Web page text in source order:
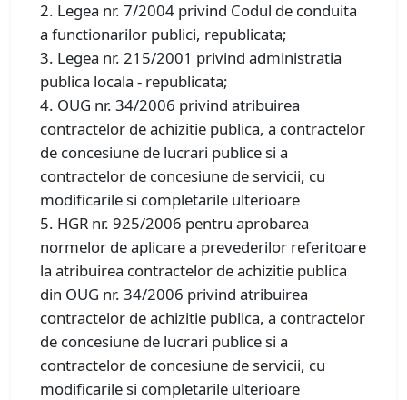
2. Legea nr. 7/2004 privind Codul de conduita
a functionarilor publici, republicata;
3. Legea nr. 215/2001 privind administratia
publica locala - republicata;
4. OUG nr. 34/2006 privind atribuirea
contractelor de achizitie publica, a contractelor
de concesiune de lucrari publice si a
contractelor de concesiune de servicii, cu
modificarile si completarile ulterioare
5. HGR nr. 925/2006 pentru aprobarea
normelor de aplicare a prevederilor referitoare
la atribuirea contractelor de achizitie publica
din OUG nr. 34/2006 privind atribuirea
contractelor de achizitie publica, a contractelor
de concesiune de lucrari publice si a
contractelor de concesiune de servicii, cu
modificarile si completarile ulterioare